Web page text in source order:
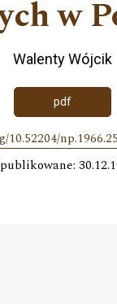
w
Walenty Wójcik
pdf